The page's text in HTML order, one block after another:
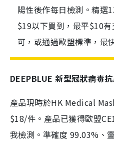
陽性後作每日檢測。精選
$19以下買到，最平$10
可，或通過歐盟標準，最
DEEPBLUE 新型冠狀病毒
產品現時於HK Medical
$18/件。產品已獲得歐盟
我檢測。準確度 99.03%、